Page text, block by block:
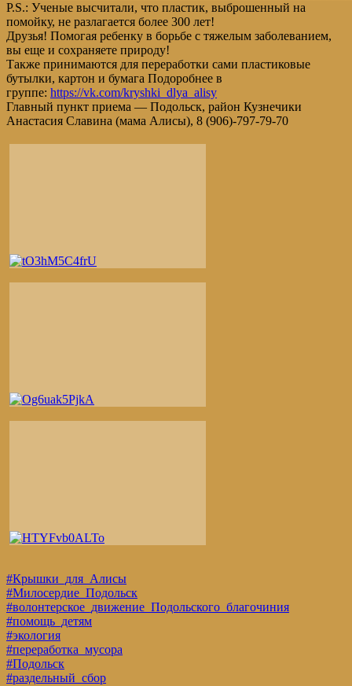
P.S.: Ученые высчитали, что пластик, выброшенный на
помойку, не разлагается более 300 лет!
Друзья! Помогая ребенку в борьбе с тяжелым заболеванием,
вы еще и сохраняете природу!
Также принимаются для переработки сами пластиковые
бутылки, картон и бумага Подоробнее в
группе: https://vk.com/kryshki_dlya_alisy
Главный пункт приема — Подольск, район Кузнечики
Анастасия Славина (мама Алисы), 8 (906)-797-79-70
#Крышки_для_Алисы
#Милосердие_Подольск
#волонтерское_движение_Подольского_благочиния
#помощь_детям
#экология
#переработка_мусора
#Подольск
#раздельный_сбор